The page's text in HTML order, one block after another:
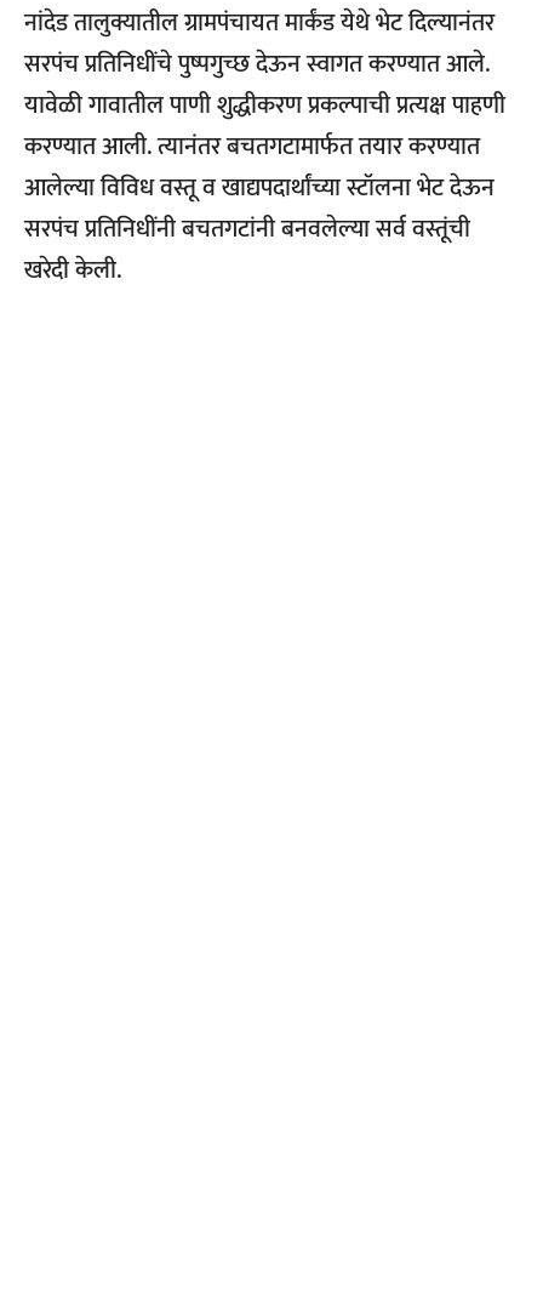
नांदेड तालुक्यातील ग्रामपंचायत मार्कंड येथे भेट दिल्यानंतर
सरपंच प्रतिनिधींचे पुष्पगुच्छ देऊन स्वागत करण्यात आले.
यावेळी गावातील पाणी शुद्धीकरण प्रकल्पाची प्रत्यक्ष पाहणी
करण्यात आली. त्यानंतर बचतगटामार्फत तयार करण्यात
आलेल्या विविध वस्तू व खाद्यपदार्थांच्या स्टॉलना भेट देऊन
सरपंच प्रतिनिधींनी बचतगटांनी बनवलेल्या सर्व वस्तूंची
खरेदी केली.